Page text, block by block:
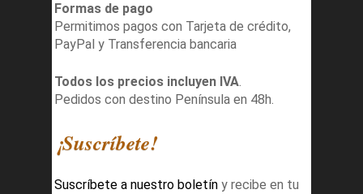
Formas de pago
Permitimos pagos con Tarjeta de crédito,
PayPal y Transferencia bancaria
Todos los precios incluyen IVA.
Pedidos con destino Península en 48h.
¡Suscríbete!
Suscríbete a nuestro boletín y recibe en tu